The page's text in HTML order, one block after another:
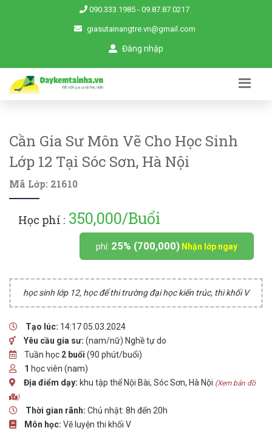
090.333.1985 - 09.87.87.0217
giasutainangtre.vn@gmail.com
Đăng nhập
Cần Gia Sư Môn Vẽ Cho Học Sinh
Lớp 12 Tại Sóc Sơn, Hà Nội
Mã Lớp: 21610
Học phí : 350,000/Buổi
phí: 25% (700,000) Nhận lớp ngay
học sinh lớp 12, học để thi trường đại học kiến trúc, thi khối V
Tạo lúc: 14:17 05.03.2024
Yêu cầu gia sư: (nam/nữ) Nghề tự do
Tuần học 2 buổi (90 phút/buổi)
1 học viên (nam)
Địa điểm dạy: khu tập thể Nội Bài, Sóc Sơn, Hà Nội (Xem bản đồ
)
Thời gian rãnh: Chủ nhật: 8h đến 20h
Môn học: Vẽ luyện thi khối V